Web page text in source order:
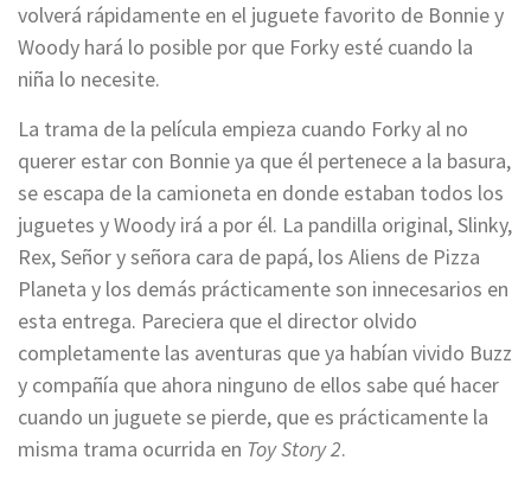
volverá rápidamente en el juguete favorito de Bonnie y
Woody hará lo posible por que Forky esté cuando la
niña lo necesite.
La trama de la película empieza cuando Forky al no
querer estar con Bonnie ya que él pertenece a la basura,
se escapa de la camioneta en donde estaban todos los
juguetes y Woody irá a por él. La pandilla original, Slinky,
Rex, Señor y señora cara de papá, los Aliens de Pizza
Planeta y los demás prácticamente son innecesarios en
esta entrega. Pareciera que el director olvido
completamente las aventuras que ya habían vivido Buzz
y compañía que ahora ninguno de ellos sabe qué hacer
cuando un juguete se pierde, que es prácticamente la
misma trama ocurrida en Toy Story 2.